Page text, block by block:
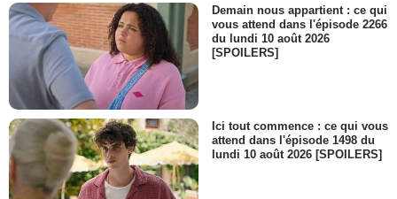
Demain nous appartient : ce qui
vous attend dans l'épisode 2266
du lundi 10 août 2026
[SPOILERS]
Ici tout commence : ce qui vous
attend dans l'épisode 1498 du
lundi 10 août 2026 [SPOILERS]